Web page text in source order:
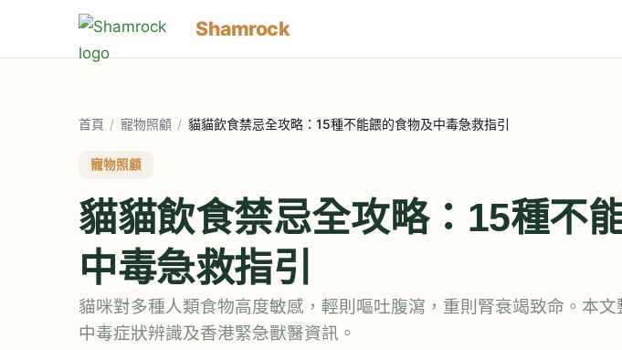
Shamrock
首頁 / 寵物照顧 / 貓貓飲食禁忌全攻略：15種不能餵的食物及中毒急救指引
寵物照顧
貓貓飲食禁忌全攻略：15種不
中毒急救指引
貓咪對多種人類食物高度敏感，輕則嘔吐腹瀉，重則腎衰竭致命。本
中毒症狀辨識及香港緊急獸醫資訊。